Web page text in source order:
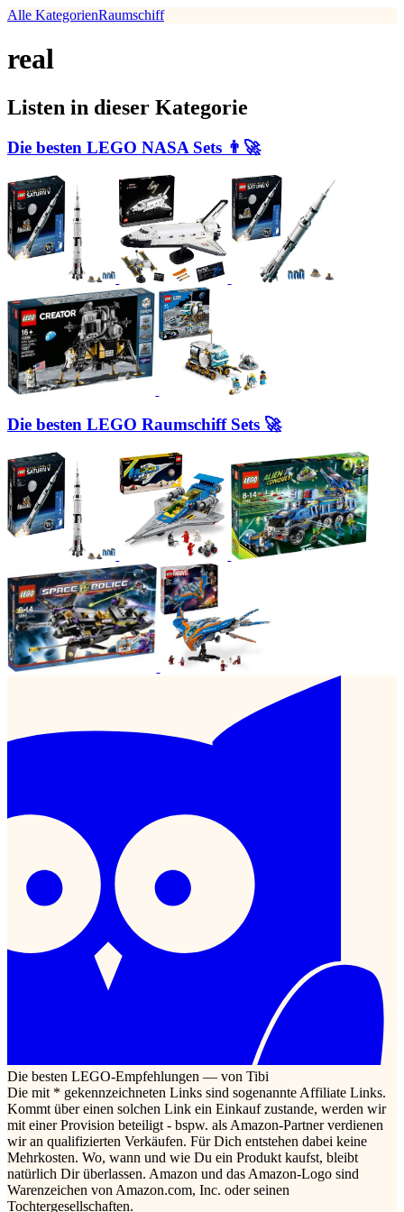
Alle KategorienRaumschiff
real
Listen in dieser Kategorie
Die besten LEGO NASA Sets 👨‍🚀
Die besten LEGO Raumschiff Sets 🚀
Die besten LEGO-Empfehlungen — von Tibi
Die mit * gekennzeichneten Links sind sogenannte Affiliate Links.
Kommt über einen solchen Link ein Einkauf zustande, werden wir
mit einer Provision beteiligt - bspw. als Amazon-Partner verdienen
wir an qualifizierten Verkäufen. Für Dich entstehen dabei keine
Mehrkosten. Wo, wann und wie Du ein Produkt kaufst, bleibt
natürlich Dir überlassen. Amazon und das Amazon-Logo sind
Warenzeichen von Amazon.com, Inc. oder seinen
Tochtergesellschaften.